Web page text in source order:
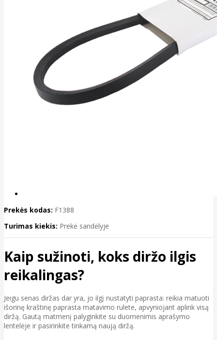
Prekės kodas: F1388
Turimas kiekis: Prekė sandėlyje
Kaip sužinoti, koks diržo ilgis
reikalingas?
Jeigu senas diržas dar yra, jo ilgį nustatyti paprasta: reikia matuoti
išorinę kraštinę paprasta matavimo rulete, apvyniojant aplink visą
diržą. Gautą matmenį palyginkite su duomenimis aprašymo
lentelėje ir pasirinkite tinkamą naują diržą.